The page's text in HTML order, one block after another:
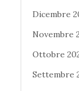
Dicembre
Novembre
Ottobre
Settembre